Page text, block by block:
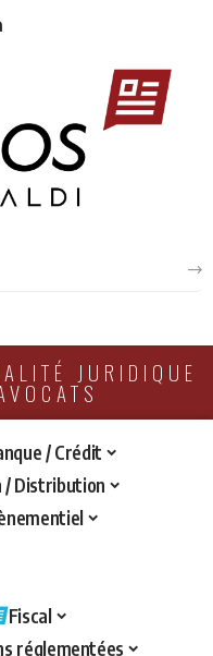
JURIDIQUE
/ Crédit
/ Distribution
Fiscal
réglementées